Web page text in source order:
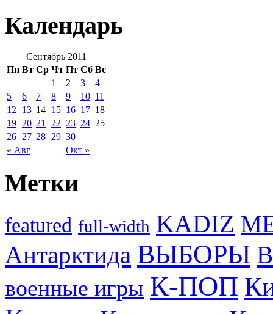
Календарь
Сентябрь 2011
Пн Вт Ср Чт Пт Сб Вс
« Авг Окт »
1 2 3
4
5
6 7 8 9 10 11
12
13 14 15 16 17 18
19 20 21 22 23 24 25
26 27 28 29 30
Метки
featured full-width KADIZ
Антарктида ВЫБОРЫ
военные игры К-ПОП